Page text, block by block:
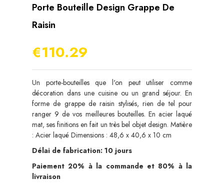
Porte Bouteille Design Grappe De
Raisin
€110.29
Un porte-bouteilles que l'on peut utiliser comme
décoration dans une cuisine ou un grand séjour. En
forme de grappe de raisin stylisés, rien de tel pour
ranger 9 de vos meilleures bouteilles. En acier laqué
mat, ses finitions en fait un très bel objet design. Matière
: Acier laqué Dimensions : 48,6 x 40,6 x 10 cm
Délai de fabrication: 10 jours
Paiement 20% à la commande et 80% à la
livraison